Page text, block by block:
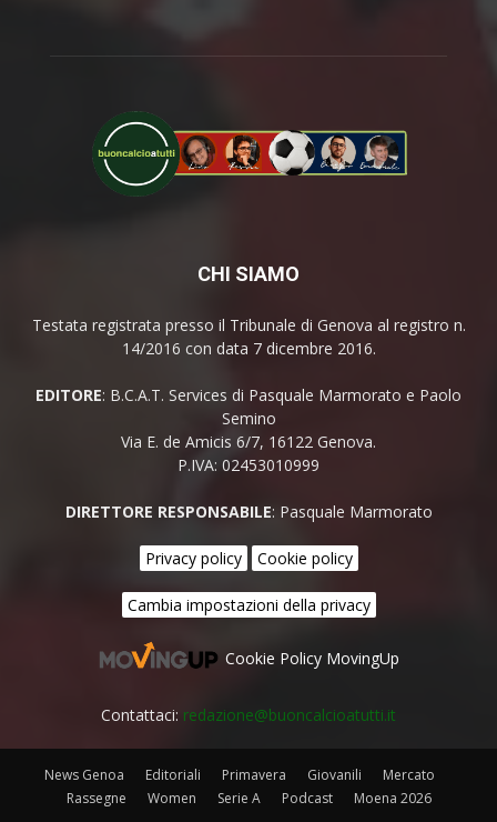
CHI SIAMO
Testata registrata presso il Tribunale di Genova al registro n.
14/2016 con data 7 dicembre 2016.
EDITORE: B.C.A.T. Services di Pasquale Marmorato e Paolo
Semino
Via E. de Amicis 6/7, 16122 Genova.
P.IVA: 02453010999
DIRETTORE RESPONSABILE: Pasquale Marmorato
Privacy policy Cookie policy
Cambia impostazioni della privacy
Cookie Policy MovingUp
Contattaci: redazione@buoncalcioatutti.it
News Genoa Editoriali Primavera Giovanili
Mercato
Rassegne
Women Serie A Podcast Moena 2026